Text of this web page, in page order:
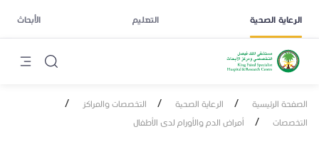
الرعاية الصحية التعليم الأبحاث
الصفحة الرئيسية / الرعاية الصحية / التخصصات والمراكز /
التخصصات / أمراض الدم والأورام لدى الأطفال